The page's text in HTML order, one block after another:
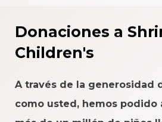
Donaciones a
Children's
A través de la generosidad
como usted, hemos podido